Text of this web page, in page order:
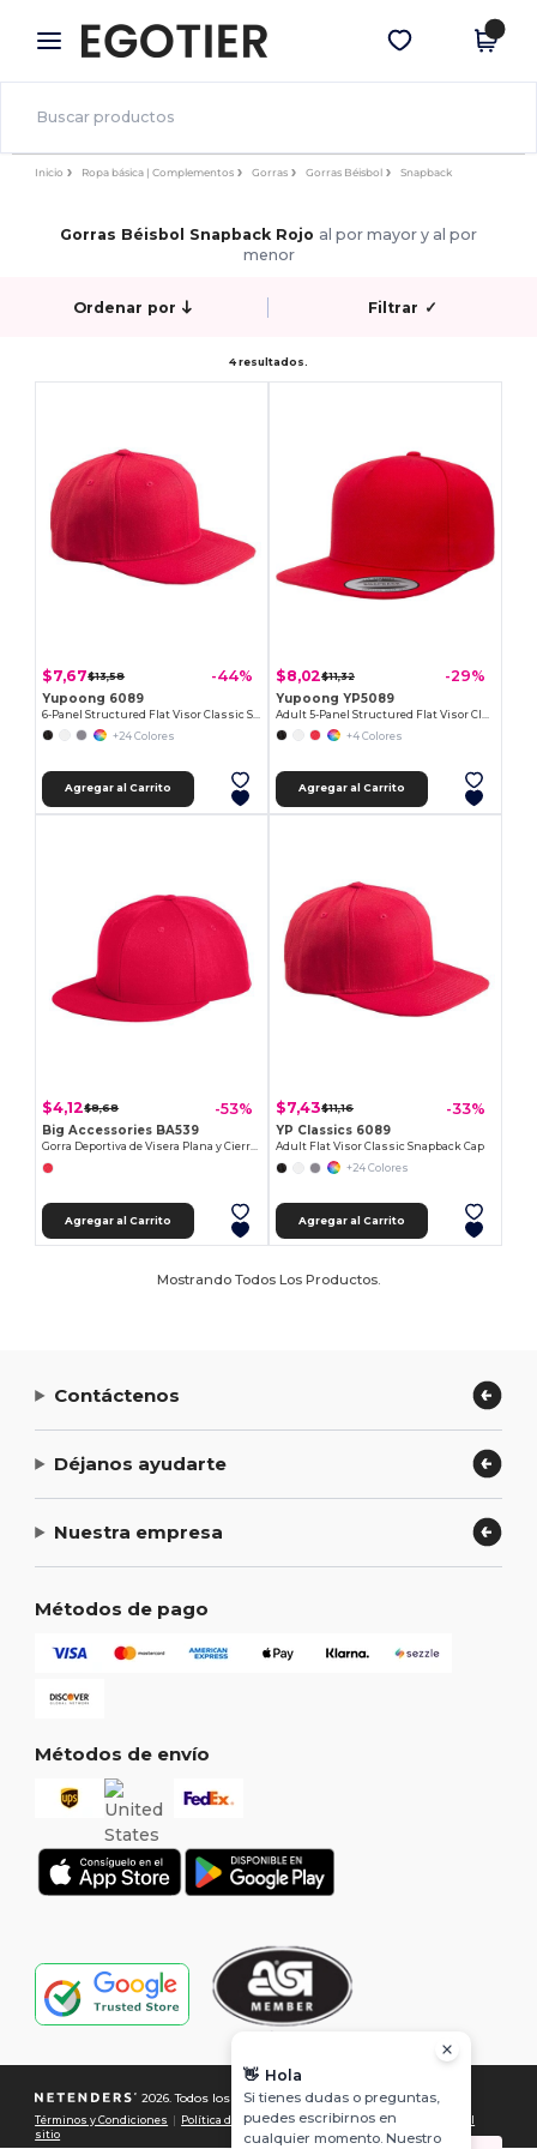
× App de Egotier
¡Mejores precios en app!
Descargar app
Inicio Ropa básica | Complementos Gorras Gorras Béisbol Snapback
Gorras Béisbol Snapback Rojo al por mayor y al por
menor
Ordenar por Filtrar ✓
4 resultados.
$7,67$13,58 -44%
Yupoong 6089
+24 Colores
Agregar al Carrito
$8,02$11,32 -29%
Yupoong YP5089
+4 Colores
Agregar al Carrito
$4,12$8,68 -53%
Big Accessories BA539
Gorra Deportiva de Visera Plana y Cierre Snapback
Agregar al Carrito
$7,43$11,16 -33%
YP Classics 6089
Adult Flat Visor Classic Snapback Cap
+24 Colores
Agregar al Carrito
Mostrando Todos Los Productos.
Contáctenos
Déjanos ayudarte
Nuestra empresa
Métodos de pago
Métodos de envío
2026. Todos los derechos reservados
Términos y Condiciones Política de Privacidad |Política de Cookies
sitio
👋 Hola
Si tienes dudas o preguntas,
puedes escribirnos en
cualquier momento. Nuestro